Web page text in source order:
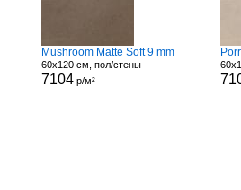
Mushroom Matte Soft 9 mm
60x120 см, пол/стены
7104р/м²